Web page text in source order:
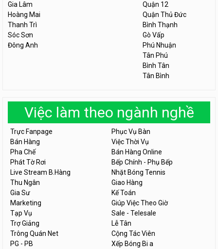
Gia Lâm
Hoàng Mai
Thanh Trì
Sóc Sơn
Đông Anh
Quận 12
Quận Thủ Đức
Bình Thạnh
Gò Vấp
Phú Nhuận
Tân Phú
Bình Tân
Tân Bình
Việc làm theo ngành nghề
Trực Fanpage
Phục Vụ Bàn
Bán Hàng
Việc Thời Vụ
Pha Chế
Bán Hàng Online
Phát Tờ Rơi
Bếp Chính - Phụ Bếp
Live Stream B.Hàng
Nhặt Bóng Tennis
Thu Ngân
Giao Hàng
Gia Sư
Kế Toán
Marketing
Giúp Việc Theo Giờ
Tạp Vụ
Sale - Telesale
Trợ Giảng
Lễ Tân
Trông Quán Net
Cộng Tác Viên
PG - PB
Xếp Bóng Bi a